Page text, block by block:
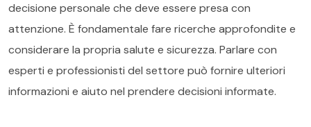
decisione personale che deve essere presa con
attenzione. È fondamentale fare ricerche approfondite e
considerare la propria salute e sicurezza. Parlare con
esperti e professionisti del settore può fornire ulteriori
informazioni e aiuto nel prendere decisioni informate.